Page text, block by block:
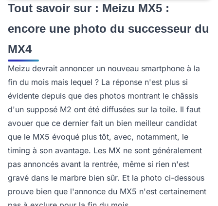
Tout savoir sur : Meizu MX5 :
encore une photo du successeur du
MX4
Meizu devrait annoncer un nouveau smartphone à la
fin du mois mais lequel ? La réponse n'est plus si
évidente depuis que des photos montrant le châssis
d'un supposé M2 ont été diffusées sur la toile. Il faut
avouer que ce dernier fait un bien meilleur candidat
que le MX5 évoqué plus tôt, avec, notamment, le
timing à son avantage. Les MX ne sont généralement
pas annoncés avant la rentrée, même si rien n'est
gravé dans le marbre bien sûr. Et la photo ci-dessous
prouve bien que l'annonce du MX5 n'est certainement